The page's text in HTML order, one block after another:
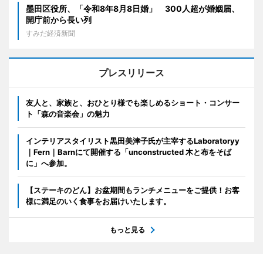
墨田区役所、「令和8年8月8日婚」 300人超が婚姻届、
開庁前から長い列
すみだ経済新聞
プレスリリース
友人と、家族と、おひとり様でも楽しめるショート・コンサー
ト「森の音楽会」の魅力
インテリアスタイリスト黒田美津子氏が主宰するLaboratoryy
｜Fern｜Barnにて開催する「unconstructed 木と布をそば
に」へ参加。
【ステーキのどん】お盆期間もランチメニューをご提供！お客
様に満足のいく食事をお届けいたします。
もっと見る